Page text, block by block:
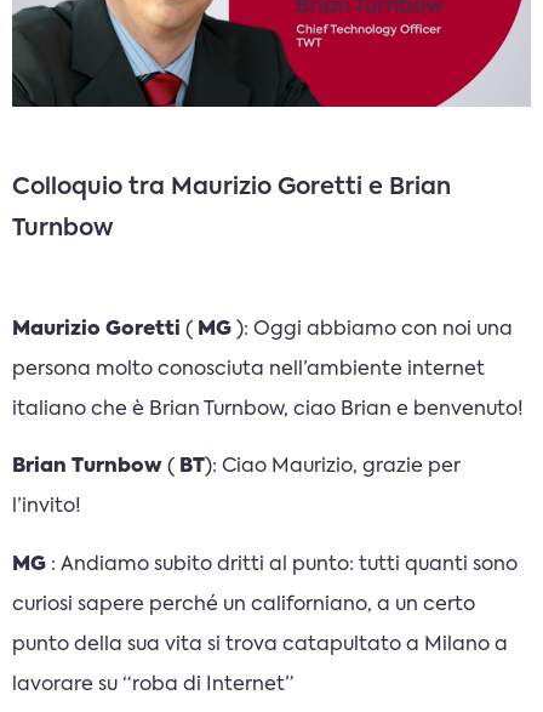
Colloquio tra Maurizio Goretti e Brian
Turnbow
Maurizio Goretti ( MG ): Oggi abbiamo con noi una
persona molto conosciuta nell’ambiente internet
italiano che è Brian Turnbow, ciao Brian e benvenuto!
Brian Turnbow ( BT): Ciao Maurizio, grazie per
l’invito!
MG : Andiamo subito dritti al punto: tutti quanti sono
curiosi sapere perché un californiano, a un certo
punto della sua vita si trova catapultato a Milano a
lavorare su “roba di Internet”